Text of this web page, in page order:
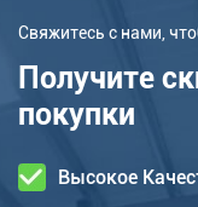
Свяжитесь с нами,
Получите
покупки
Высокое